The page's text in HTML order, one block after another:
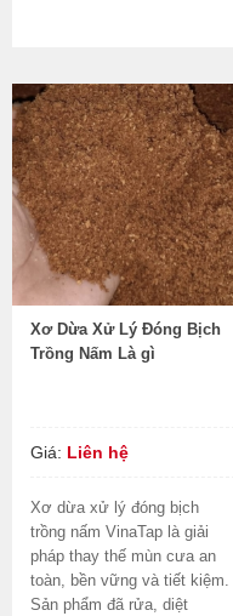
Xơ Dừa Xử Lý Đóng Bịch
Trồng Nấm Là gì
Giá: Liên hệ
Xơ dừa xử lý đóng bịch
trồng nấm VinaTap là giải
pháp thay thế mùn cưa an
toàn, bền vững và tiết kiệm.
Sản phẩm đã rửa, diệt